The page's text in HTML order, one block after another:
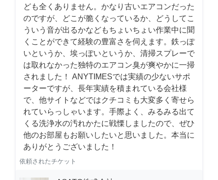
ども全くありません。かなり古いエアコンだった
のですが、どこが脆くなっているか、どうしてこ
ういう音が出るかなどもちょいちょい作業中に聞
くことができて経験の豊富さを伺えます。鉄っぽ
いというか、埃っぽいというか、清掃スプレーで
は取れなかった独特のエアコン臭が爽やかに一掃
されました！ ANYTIMESでは実績の少ないサポ
ーターですが、長年実績を積まれている会社様
で、他サイトなどではクチコミも大変多く寄せら
れていらっしゃいます。手際よく、みるみる出て
くる洗浄水の汚れかたに戦慄しましたので、ぜひ
他のお部屋もお願いしたいと思いました。本当に
ありがとうございました！
依頼されたチケット